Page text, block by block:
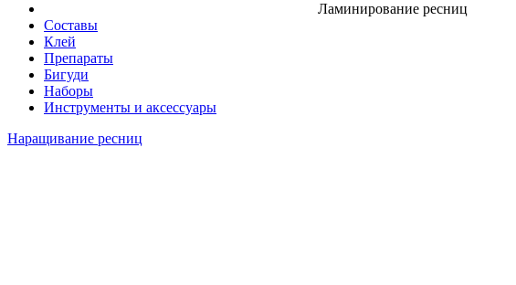
Ламинирование ресниц
Составы
Клей
Препараты
Бигуди
Наборы
Инструменты и аксессуары
Наращивание ресниц